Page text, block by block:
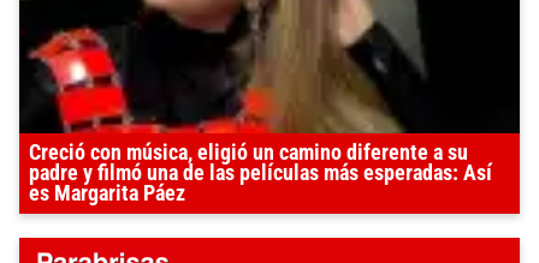
Creció con música, eligió un camino diferente a su
padre y filmó una de las películas más esperadas: Así
es Margarita Páez